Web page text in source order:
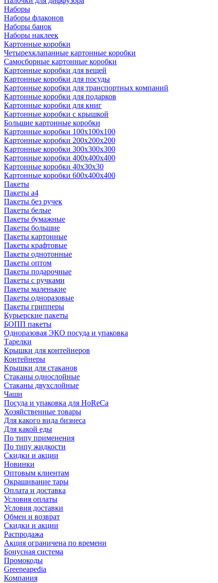
Наборы
Наборы флаконов
Наборы банок
Наборы наклеек
Картонные коробки
Четырехклапанные картонные коробки
Самосборные картонные коробки
Картонные коробки для вещей
Картонные коробки для посуды
Картонные коробки для транспортных компаний
Картонные коробки для подарков
Картонные коробки для книг
Картонные коробки с крышкой
Большие картонные коробки
Картонные коробки 100x100x100
Картонные коробки 200x200x200
Картонные коробки 300x300x300
Картонные коробки 400x400x400
Картонные коробки 40x30x30
Картонные коробки 600x400x400
Пакеты
Пакеты а4
Пакеты без ручек
Пакеты белые
Пакеты бумажные
Пакеты большие
Пакеты картонные
Пакеты крафтовые
Пакеты однотонные
Пакеты оптом
Пакеты подарочные
Пакеты с ручками
Пакеты маленькие
Пакеты одноразовые
Пакеты грипперы
Курьерские пакеты
БОПП пакеты
Одноразовая ЭКО посуда и упаковка
Тарелки
Крышки для контейнеров
Контейнеры
Крышки для стаканов
Стаканы однослойные
Стаканы двухслойные
Чаши
Посуда и упаковка для HoReCa
Хозяйственные товары
Для какого вида бизнеса
Для какой еды
По типу применения
По типу жидкости
Скидки и акции
Новинки
Оптовым клиентам
Окрашивание тары
Оплата и доставка
Условия оплаты
Условия доставки
Обмен и возврат
Скидки и акции
Распродажа
Акция ограничена по времени
Бонусная система
Промокоды
Greeneapedia
Компания